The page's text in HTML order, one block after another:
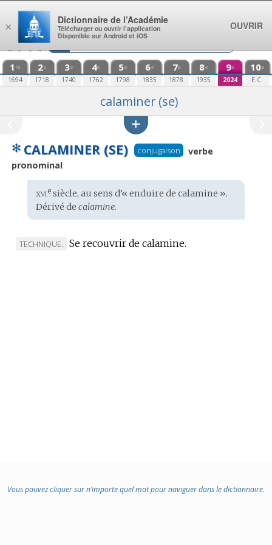
Aller au contenu
1 re
1694
2e
1718
3e
1740
4e
1762
5e
1798
6e
1835
7e
1878
8e
1935
9e
2024
10e
E.C.
calaminer (se)
✻ CALAMINER (SE) conjugaison
verbe
pronominal
Étymologie
:
xviesiècle, au sens d’« enduire de calamine ».
Dérivé de calamine.
MARQUE
TECHNIQUE. Se recouvrir de calamine.
Vous pouvez cliquer sur n’importe quel mot pour naviguer dans le dictionnaire.
×
Dictionnaire de l’Académie
Télécharger ou ouvrir l’application
Disponible sur Android et iOS
OUVRIR